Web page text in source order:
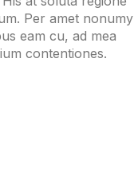
Per amet nonumy
eam cu, ad mea
contentiones.